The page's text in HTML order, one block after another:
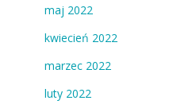
maj 2022
kwiecień 2022
marzec 2022
luty 2022